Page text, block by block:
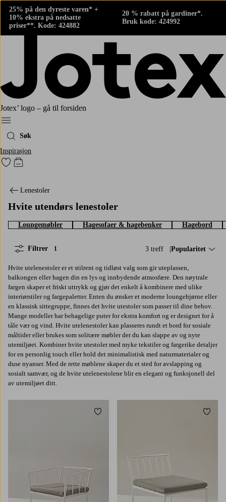
25% på den dyreste varen* +
10% ekstra på nedsatte
priser**. Kode: 424882
20 % rabatt på gardiner*.
Bruk kode: 424992
Jotex’ logo – gå til forsiden
Meny
Søk
Inspirasjon
Gå til favorittmerkede produkter
Gå til handlekurven
Lenestoler
Hvite utendørs lenestoler
Loungemøbler Hagesofaer & hagebenker Hagebord
3 treff Sorter på:
Popularitet
Filtrer 1
Hvite utelenestoler er et stilrent og tidløst valg som gir uteplassen,
balkongen eller hagen din en lys og innbydende atmosfære. Den nøytrale
fargen skaper et friskt uttrykk og gjør det enkelt å kombinere med ulike
interiørstiler og fargepaletter. Enten du ønsker et moderne loungehjørne eller
en klassisk sittegruppe, finnes det hvite utestoler som passer til dine behov.
Mange modeller har behagelige puter for ekstra komfort og er designet for å
tåle vær og vind. Hvite utelenestoler kan plasseres rundt et bord for sosiale
måltider eller brukes som solitære møbler der du kan slappe av og nyte
utemiljøet. Kombiner hvite utestoler med myke tekstiler og fargerike detaljer
for en personlig touch eller hold det minimalistisk med naturmaterialer og
duse nyanser. Med de rette møblene skaper du et sted for avslapping og
sosialt samvær, og de hvite utelenestolene blir en elegant og funksjonell del
av utemiljøet ditt.
Legg til favoritter Legg